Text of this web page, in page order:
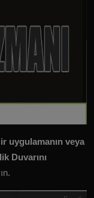
uygulamanın veya
Duvarını